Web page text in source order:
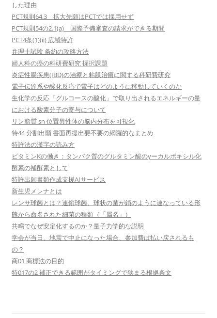
した理由
PCT規則64.3 拡大先願はPCTでは採用せず
PCT規則54の2.1(a) 国際予備審査の請求ができる期間
PCT4条(1)(ii) 広域特許
弁理士試験 条約の攻略方法
婦人科の癌の科研費研究 採択課題
炎症性腸疾患(IBD)の治療と粘膜治癒に関する科研費研究
電子伝達系や酸化反応で電子はどのように移動していくのか
生化学の反応「グルコースの酸化」で取り出されるエネルギーの量
における酸素分子の寄与について
リン脂質 sn 位置異性体の脳内分布を可視化
特44 分割出願 書面再提出要不要の網羅的なまとめ
特許法の漢字の読み方
ビタミンKの働き：タンパク質のグルタミン酸のγーカルボキシル化
酵素の補酵素として
特許出願書類作成支援AIサービス
新生児メレナとは
レンサ球菌とは？連鎖球菌、球状の菌が鎖のように連なっている形
態から命名された細菌の種類（「属名」）
共鳴でなぜ安定化するのか？量子力学的な説明
学会が当日、地震で中止になった場合、参加費は払い戻されるも
の？
商01 商標法の目的
特017の2 補正できる範囲がタイミングで狭まる根拠条文